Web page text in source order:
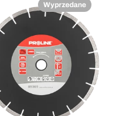
Wyprzedane